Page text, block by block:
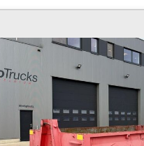
rangée Dimensions
× 5 980 mm Longueur
Structure : élément
en béton armé Plancher :
Toit : béton armé Charge
Charge du vent : 0,50 kN/m²
du béton : B 25 Conception
de type vérifiés
individuel ou en rangée,